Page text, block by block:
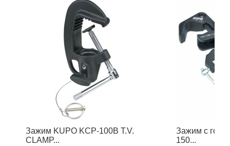
Зажим KUPO KCP-100B T.V.
CLAMP...
Зажим с
150...